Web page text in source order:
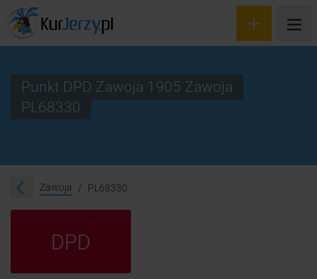
Śledzenie przesyłki
Punkt DPD Zawoja 1905 Zawoja
PL68330
Zawoja PL68330
DPD